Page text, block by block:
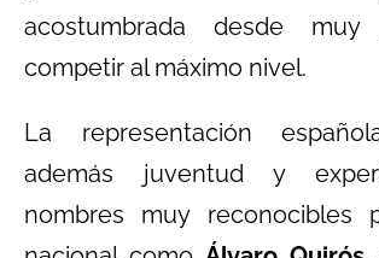
acostumbrada desde
competir al máximo nivel.
La representación
además juventud y
nombres muy reconocibles